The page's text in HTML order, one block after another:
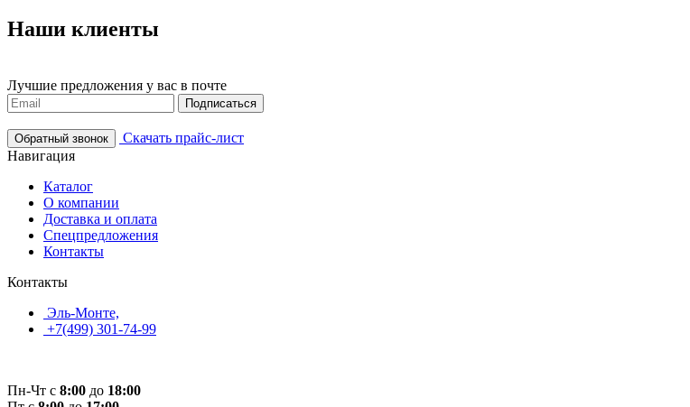
Наши клиенты
Лучшие предложения у вас в почте
Подписаться
Обратный звонок
Скачать прайс-лист
Навигация
Каталог
О компании
Доставка и оплата
Спецпредложения
Контакты
Контакты
Эль-Монте,
+7(499) 301-74-99
Пн-Чт с 8:00 до 18:00